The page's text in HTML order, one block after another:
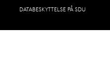
DATABESKYTTELSE PÅ SDU